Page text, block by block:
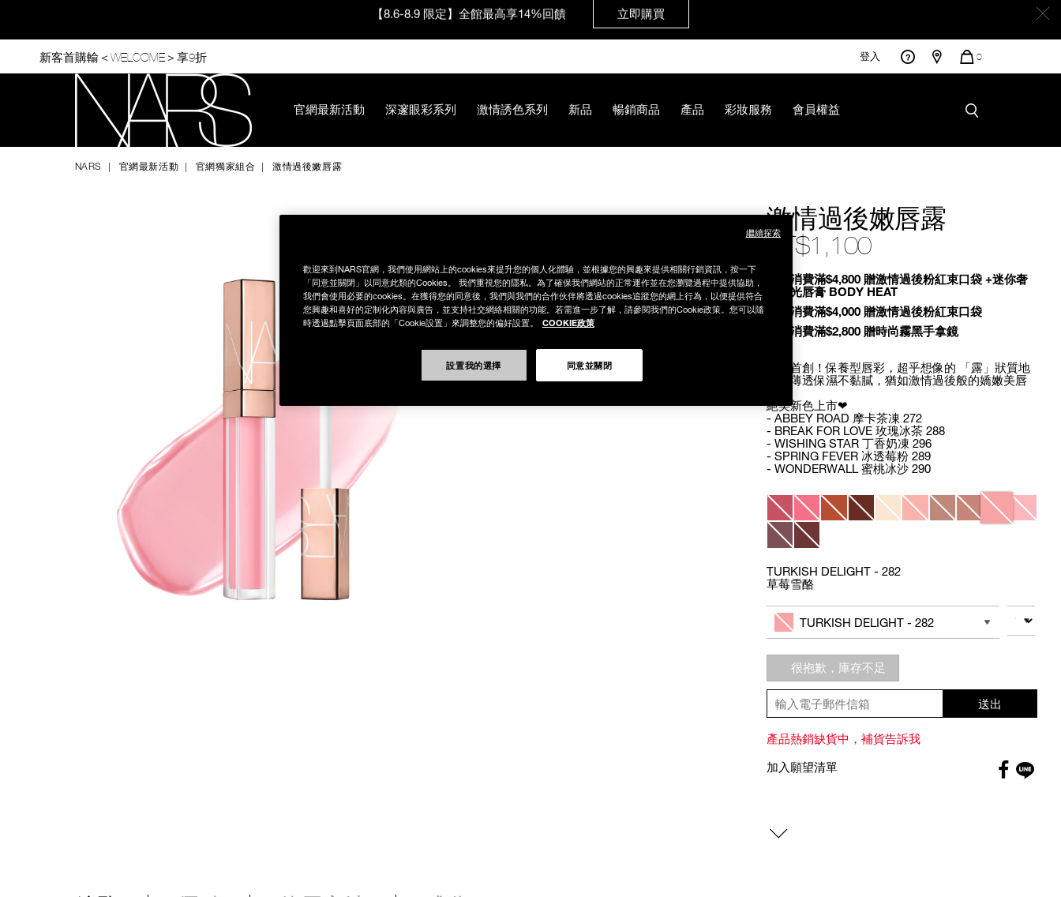
content
【8.6-8.9 限定】全館最高享14%回饋 立即購買
【8/3-8/10限定】限時輸碼贈迷你腮紅露 立即購買
新客首購輸＜WELCOME＞享9折 登入
您
0
官網最新活動 深邃眼彩系列 激情誘色系列 新品 暢銷商品 產品 彩妝服務 會員權益
NARS 官網最新活動 官網獨家組合 激情過後嫩唇露
激情過後嫩唇露
NT$1,100
Promotions
全館消費滿$4,800 贈激情過後粉紅束口袋 +迷你奢
慾緞光唇膏 BODY HEAT
全館消費滿$4,000 贈激情過後粉紅束口袋
全館消費滿$2,800 贈時尚霧黑手拿鏡
全新首創！保養型唇彩，超乎想像的 「露」狀質地
質地薄透保濕不黏膩，猶如激情過後般的嬌嫩美唇
絕美新色上市❤
- ABBEY ROAD 摩卡茶凍 272
- BREAK FOR LOVE 玫瑰冰茶 288
- WISHING STAR 丁香奶凍 296
- SPRING FEVER 冰透莓粉 289
- WONDERWALL 蜜桃冰沙 290
Variations
TURKISH DELIGHT - 282
草莓雪酪
to
cart
options
Actions
其他色系
TURKISH DELIGHT - 282
數量
很抱歉，庫存不足
送出
產品熱銷缺貨中，補貨告訴我
加入願望清單
歡迎來到NARS官網，我們使用網站上的cookies來提升您的個人化體驗，並根據您的興趣來提供相關行銷資訊，按一下
「同意並關閉」以同意此類的Cookies。 我們重視您的隱私。為了確保我們網站的正常運作並在您瀏覽過程中提供協助，
我們會使用必要的cookies。在獲得您的同意後，我們與我們的合作伙伴將透過cookies追蹤您的網上行為，以便提供符合
您興趣和喜好的定制化內容與廣告，並支持社交網絡相關的功能。若需進一步了解，請參閱我們的Cookie政策。您可以隨
時透過點擊頁面底部的「Cookie設置」來調整您的偏好設置。
COOKIE政策
設置我的選擇 同意並關閉
繼續探索